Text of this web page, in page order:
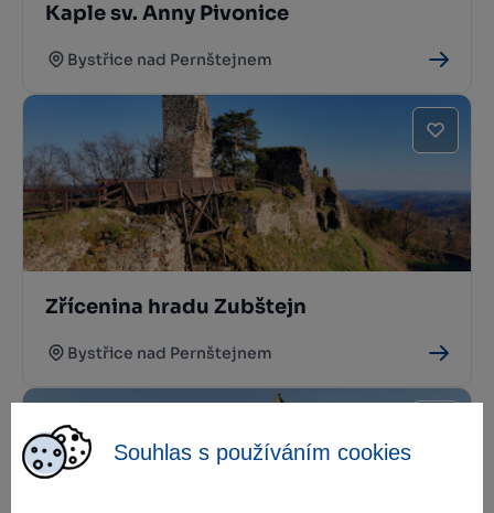
Souhlas s používáním cookies
Kaple sv. Anny Pivonice
Bystřice nad Pernštejnem
Zřícenina hradu Zubštejn
Bystřice nad Pernštejnem